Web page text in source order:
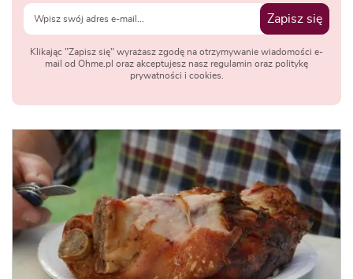
Zapisz się
Klikając "Zapisz się" wyrażasz zgodę na otrzymywanie wiadomości e-
mail od Ohme.pl oraz akceptujesz nasz regulamin oraz politykę
prywatności i cookies.